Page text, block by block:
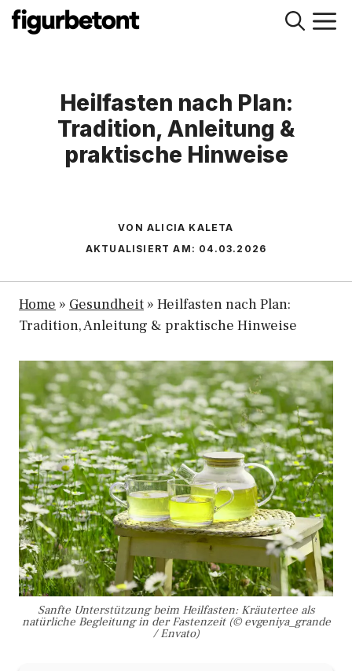
Zum
Inhalt
Heilfasten nach Plan:
Tradition, Anleitung &
praktische Hinweise
VON ALICIA KALETA
AKTUALISIERT AM: 04.03.2026
Home » Gesundheit » Heilfasten nach Plan:
Tradition, Anleitung & praktische Hinweise
Sanfte Unterstützung beim Heilfasten: Kräutertee als
natürliche Begleitung in der Fastenzeit (© evgeniya_grande
/ Envato)